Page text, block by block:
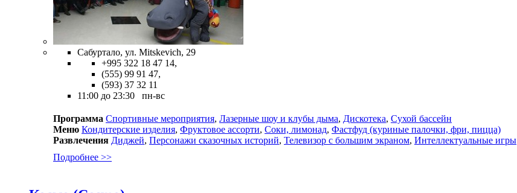
Сабуртало, ул. Mitskevich, 29
+995 322 18 47 14,
(555) 99 91 47,
(593) 37 32 11
11:00 до 23:30 пн-вс
Программа Спортивные мероприятия, Лазерные шоу и клубы дыма, Дискотека, Сухой бассейн
Меню Кондитерские изделия, Фруктовое ассорти, Соки, лимонад, Фастфуд (куриные палочки, фри, пицца)
Развлечения Диджей, Персонажи сказочных историй, Телевизор с большим экраном, Интеллектуальные игры
Подробнее >>